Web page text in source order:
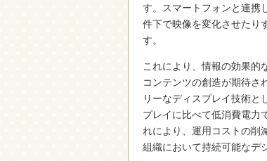
す。スマートフォンと連携
件下で映像を変化させたり
す。
これにより、情報の効果的
コンテンツの創造が期待さ
リーなディスプレイ技術と
プレイに比べて低消費電力
れにより、運用コストの削
組織において持続可能なデ